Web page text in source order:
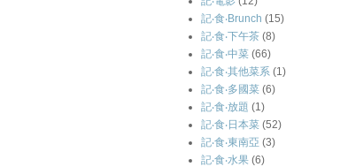
記‧食‧Brunch (15)
記‧食‧下午茶 (8)
記‧食‧中菜 (66)
記‧食‧其他菜系 (1)
記‧食‧多國菜 (6)
記‧食‧放題 (1)
記‧食‧日本菜 (52)
記‧食‧東南亞 (3)
記‧食‧水果 (6)